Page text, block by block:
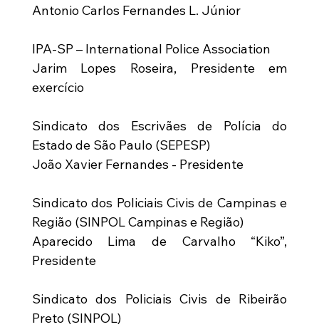
Antonio Carlos Fernandes L. Júnior
IPA-SP – International Police Association
Jarim Lopes Roseira, Presidente em
exercício
Sindicato dos Escrivães de Polícia do
Estado de São Paulo (SEPESP)
João Xavier Fernandes - Presidente
Sindicato dos Policiais Civis de Campinas e
Região (SINPOL Campinas e Região)
Aparecido Lima de Carvalho “Kiko”,
Presidente
Sindicato dos Policiais Civis de Ribeirão
Preto (SINPOL)